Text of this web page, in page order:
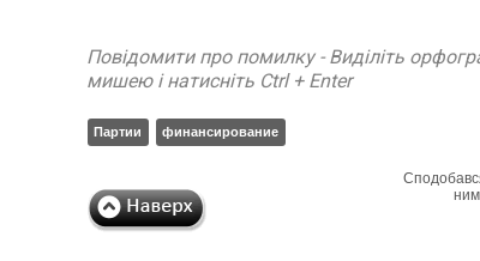
Повідомити про помилку - Виділіть
мишею і натисніть Ctrl + Enter
Партии финансирование
ним